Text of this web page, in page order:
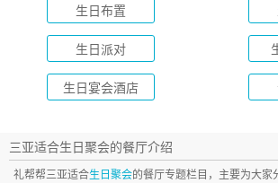
生日布置
生日派对
生日宴会酒店
三亚适合生日聚会的餐厅介绍
礼帮帮三亚适合生日聚会的餐厅专题栏目，主要为大家